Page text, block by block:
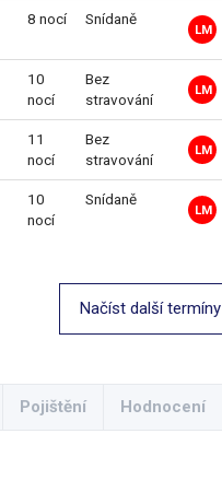
8 nocí Snídaně
LM
10
nocí
Bez
stravování
LM
11
nocí
Bez
stravování
LM
10
nocí
Snídaně
LM
Načíst další termíny
Pojištění Hodnocení